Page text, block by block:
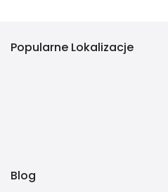
Popularne Lokalizacje
Blog